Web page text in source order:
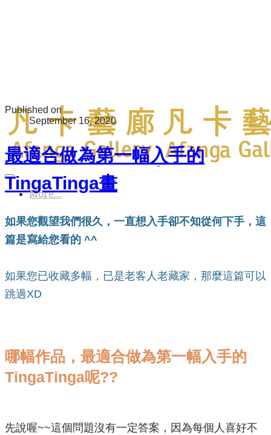
More...
Published on
September 16, 2020
最適合做為第一幅入手的
TingaTinga畫
如果您觀望我們很久，一直想入手卻不知從何下手，這
篇是寫給您看的 ^^
如果您已收藏多幅，已是老客人老藏家，那麼這篇可以
跳過XD
​哪幅作品，最適合做為第一幅入手的
TingaTinga呢??
先說喔~~這個問題沒有一定答案，因為每個人喜好不